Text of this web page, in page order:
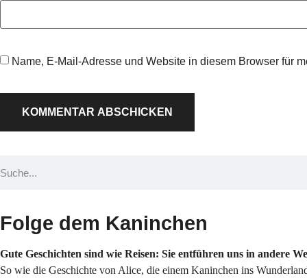
Name, E-Mail-Adresse und Website in diesem Browser für
Folge dem Kaninchen
Gute Geschichten sind wie Reisen: Sie entführen uns in andere
So wie die Geschichte von Alice, die einem Kaninchen ins